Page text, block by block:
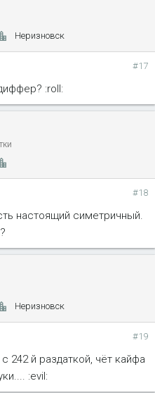
Неризновск
#17
:roll:
#18
настоящий симетричный.
Неризновск
#19
242 й раздаткой, чёт кайфа
:evil: